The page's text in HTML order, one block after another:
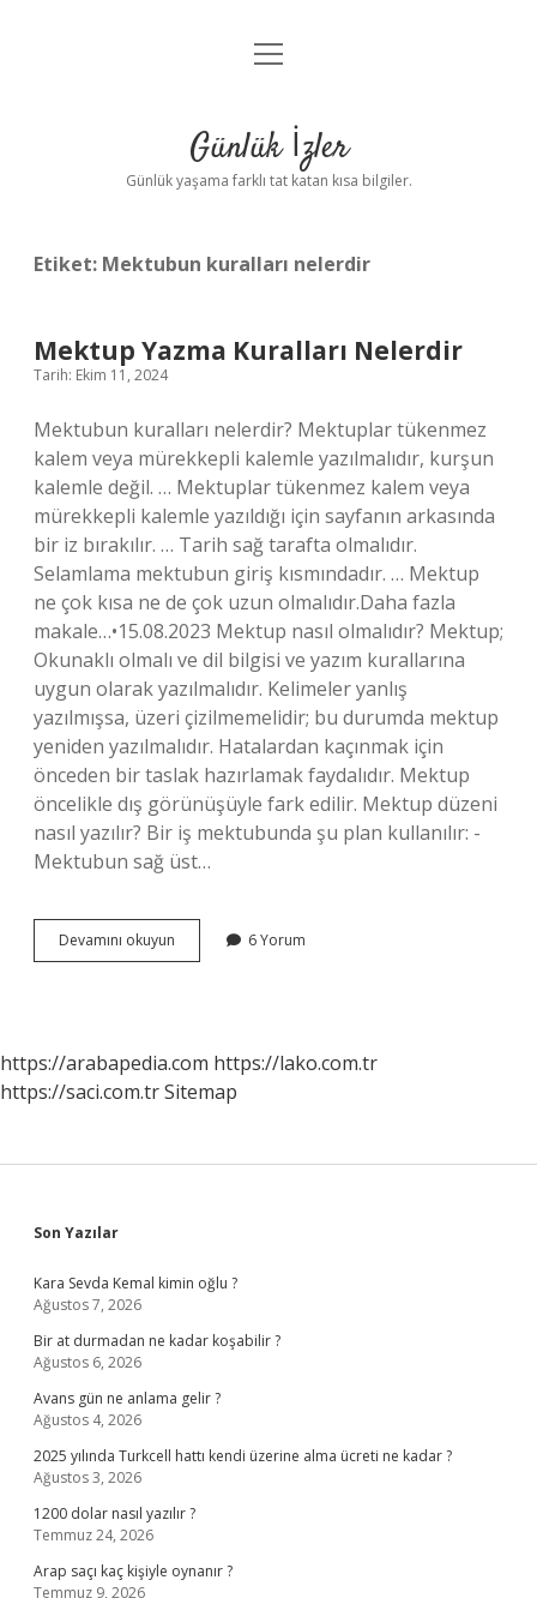
Anasayfa
Yasal Uyarı
menüyü
Günlük İzler
Günlük yaşama farklı tat katan kısa bilgiler.
Etiket: Mektubun kuralları nelerdir
Mektup Yazma Kuralları Nelerdir
Tarih: Ekim 11, 2024
Mektubun kuralları nelerdir? Mektuplar tükenmez
kalem veya mürekkepli kalemle yazılmalıdır, kurşun
kalemle değil. … Mektuplar tükenmez kalem veya
mürekkepli kalemle yazıldığı için sayfanın arkasında
bir iz bırakılır. … Tarih sağ tarafta olmalıdır.
Selamlama mektubun giriş kısmındadır. … Mektup
ne çok kısa ne de çok uzun olmalıdır.Daha fazla
makale…•15.08.2023 Mektup nasıl olmalıdır? Mektup;
Okunaklı olmalı ve dil bilgisi ve yazım kurallarına
uygun olarak yazılmalıdır. Kelimeler yanlış
yazılmışsa, üzeri çizilmemelidir; bu durumda mektup
yeniden yazılmalıdır. Hatalardan kaçınmak için
önceden bir taslak hazırlamak faydalıdır. Mektup
öncelikle dış görünüşüyle ​​fark edilir. Mektup düzeni
nasıl yazılır? Bir iş mektubunda şu plan kullanılır: -
Mektubun sağ üst…
Devamını okuyun
Yazma
6 Yorum
https://arabapedia.com https://lako.com.tr
https://saci.com.trSitemap
Sidebar
Son Yazılar
Kara Sevda Kemal kimin oğlu ?
Ağustos 7, 2026
Bir at durmadan ne kadar koşabilir ?
Ağustos 6, 2026
Avans gün ne anlama gelir ?
Ağustos 4, 2026
2025 yılında Turkcell hattı kendi üzerine alma ücreti ne kadar ?
Ağustos 3, 2026
1200 dolar nasıl yazılır ?
Temmuz 24, 2026
Arap saçı kaç kişiyle oynanır ?
Temmuz 9, 2026